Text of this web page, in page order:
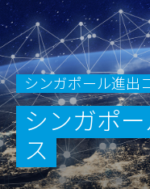
t
e
n
t
シンガポール進出
シンガポ
ス